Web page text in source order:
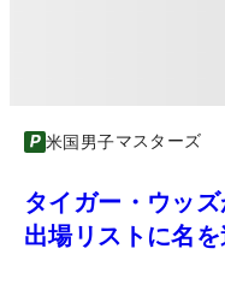
米国男子マスターズ
タイガー・ウッ
出場リストに名